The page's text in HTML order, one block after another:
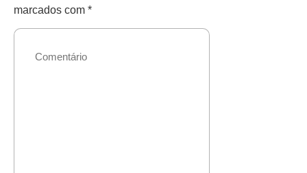
marcados com *